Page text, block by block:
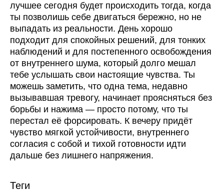
лучшее сегодня будет происходить тогда, когда
ты позволишь себе двигаться бережно, но не
выпадать из реальности. День хорошо
подходит для спокойных решений, для тонких
наблюдений и для постепенного освобождения
от внутреннего шума, который долго мешал
тебе услышать свои настоящие чувства. Ты
можешь заметить, что одна тема, недавно
вызывавшая тревогу, начинает проясняться без
борьбы и нажима — просто потому, что ты
перестал её форсировать. К вечеру придёт
чувство мягкой устойчивости, внутреннего
согласия с собой и тихой готовности идти
дальше без лишнего напряжения.
Теги